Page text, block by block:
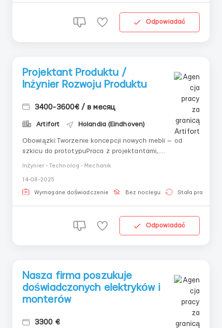
Odpowiadać
Projektant Produktu /
Inżynier Rozwoju Produktu
3400-3600€ / в месяц
Artifort Holandia (Eindhoven)
Obowiązki:Tworzenie koncepcji nowych mebli — od
szkicu do prototypuPraca z projektantami,
materiałów do procesu produkcjiTworzenie i adaptacja
dokumentacji technicznejŚcisła współpraca z działem
Inżynier - Technolog - Mechanik
14-08-2025
Wymagane doświadczenie Bez noclegu Stała praca
Odpowiadać
Nasza firma poszukuje
doświadczonych elektryków i
monterów
3300 €